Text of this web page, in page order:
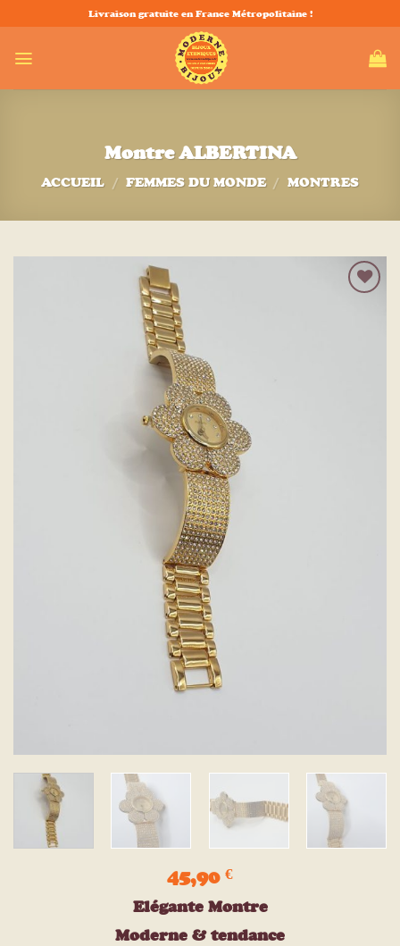
au
contenu
Livraison gratuite en France Métropolitaine !
Montre ALBERTINA
ACCUEIL / FEMMES DU MONDE / MONTRES
45,90 €
Elégante Montre
Moderne & tendance